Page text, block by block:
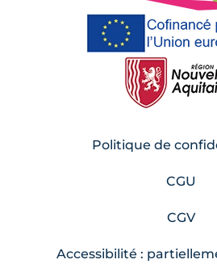
Politique de
CGU
CGV
Accessibilité :